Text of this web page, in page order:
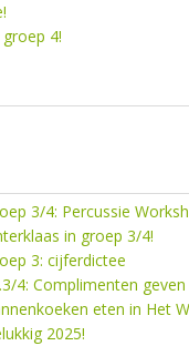
4!
3/4: Percussie
in groep 3/4!
3: cijferdictee
4: Complimenten
eten in Het
2025!